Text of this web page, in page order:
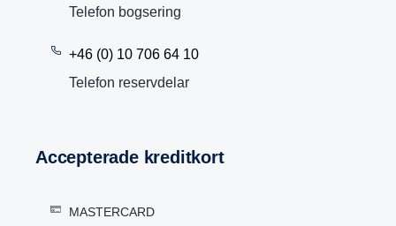
Telefon bogsering
+46 (0) 10 706 64 10
Telefon reservdelar
Accep­te­rade kredit­kort
MASTERCARD